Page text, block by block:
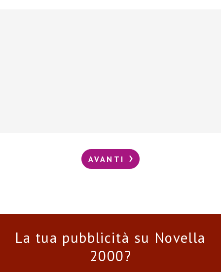
AVANTI
La tua pubblicità su Novella
2000?